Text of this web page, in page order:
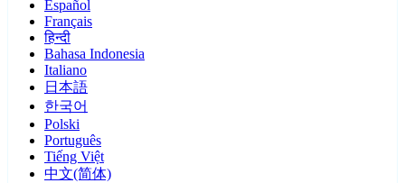
Español
Français
हिन्दी
Bahasa Indonesia
Italiano
日本語
한국어
Polski
Português
Tiếng Việt
中文(简体)